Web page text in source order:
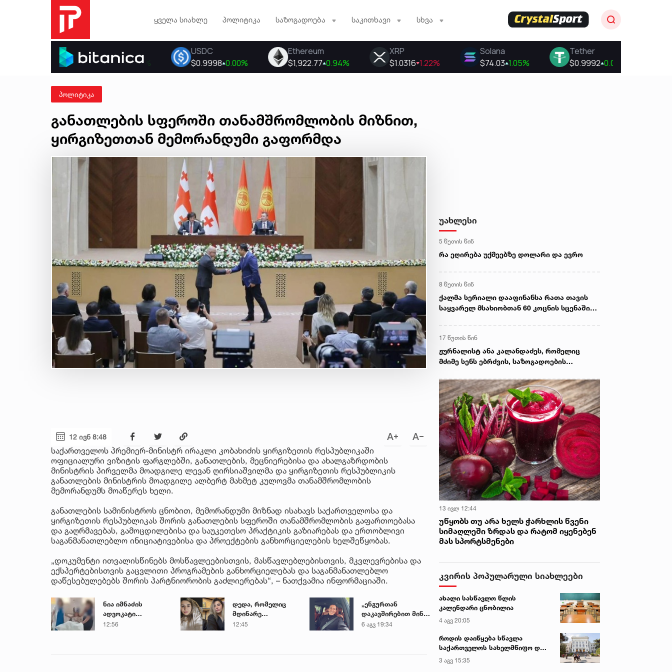
ყველა სიახლე პოლიტიკა საზოგადოება საკითხავი სხვა
პოლიტიკა
განათლების სფეროში თანამშრომლობის მიზნით,
ყირგიზეთთან მემორანდუმი გაფორმდა
12 ივნ 8:48
საქართველოს პრემიერ-მინისტრ ირაკლი კობახიძის ყირგიზეთის რესპუბლიკაში
ოფიციალური ვიზიტის ფარგლებში, განათლების, მეცნიერებისა და ახალგაზრდობის
მინისტრის პირველმა მოადგილე ლევან ღირსიაშვილმა და ყირგიზეთის რესპუბლიკის
განათლების მინისტრის მოადგილე ალბერტ მახმეტ კულოვმა თანამშრომლობის
მემორანდუმს მოაწერეს ხელი.
განათლების სამინისტროს ცნობით, მემორანდუმი მიზნად ისახავს საქართველოსა და
ყირგიზეთის რესპუბლიკას შორის განათლების სფეროში თანამშრომლობის გაფართოებასა
და გაღრმავებას, გამოცდილებისა და საუკეთესო პრაქტიკის გაზიარებას და ერთობლივი
საგანმანათლებლო ინიციატივებისა და პროექტების განხორციელების ხელშეწყობას.
„დოკუმენტი ითვალისწინებს მოსწავლეებისთვის, მასწავლებლებისთვის, მკვლევრებისა და
ექსპერტებისთვის გაცვლითი პროგრამების განხორციელებას და საგანმანათლებლო
დაწესებულებებს შორის პარტნიორობის გაძლიერებას“, – ნათქვამია ინფორმაციაში.
ნია იმნაძის
ადვოკატი
საავადმყოფოში
12:56
დედა, რომელიც
მდინარე
ხობისწყალში
12:45
„ენგურთან
დაკავშირებით მინდა
ვთქვა...“ - გოგა
6 აგვ 19:34
უახლესი
5 წუთის წინ
რა ეღირება უქმეებზე დოლარი და ევრო
8 წუთის წინ
ქალმა სერიალი დააფინანსა რათა თავის
საყვარელ მსახიობთან 60 კოცნის სცენაში
17 წუთის წინ
ჟურნალისტ ანა კალანდაძეს, რომელიც
მძიმე სენს ებრძვის, საზოგადოების
13 ივლ 12:44
უწყობს თუ არა ხელს ჭარხლის წვენი
სიმაღლეში ზრდას და რატომ იყენებენ
მას სპორტსმენები
კვირის პოპულარული სიახლეები
ახალი სასწავლო წლის
კალენდარი ცნობილია
4 აგვ 20:05
როდის დაიწყება სწავლა
საქართველოს სახელმწიფო და
კერძო უნივერსიტეტებში
3 აგვ 15:35